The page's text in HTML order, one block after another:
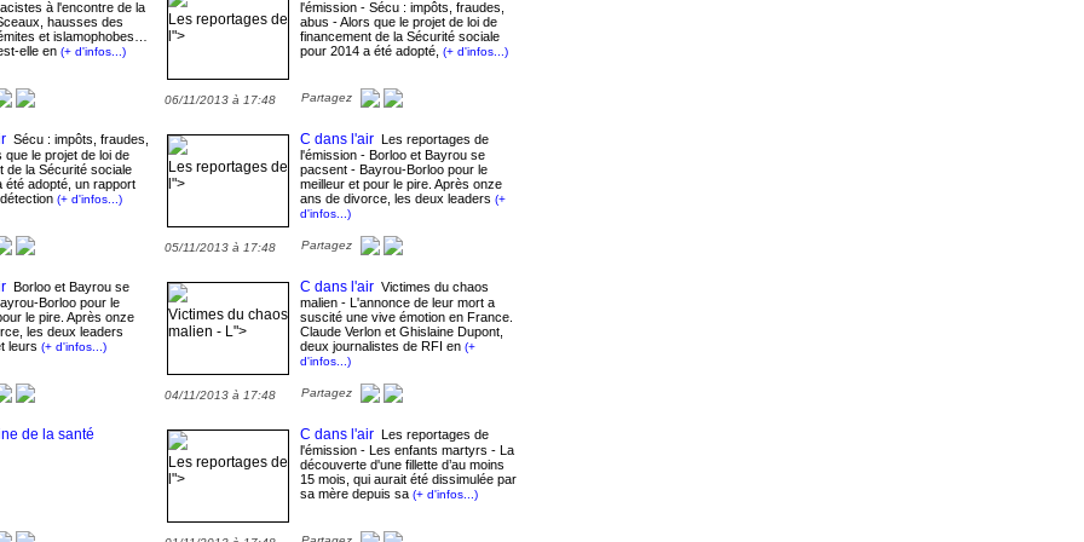
à l'encontre de la
hausses des
et islamophobes…
elle en (+ d'infos...)
Les reportages de
l">
l'émission - Sécu : impôts, fraudes,
abus - Alors que le projet de loi de
financement de la Sécurité sociale
pour 2014 a été adopté, (+ d'infos...)
06/11/2013 à 17:48 Partagez
Sécu : impôts, fraudes,
que le projet de loi de
de la Sécurité sociale
été adopté, un rapport
(+ d'infos...)
Les reportages de
l">
C dans l'air Les reportages de
l'émission - Borloo et Bayrou se
pacsent - Bayrou-Borloo pour le
meilleur et pour le pire. Après onze
ans de divorce, les deux leaders (+
d'infos...)
05/11/2013 à 17:48 Partagez
Borloo et Bayrou se
Borloo pour le
le pire. Après onze
les deux leaders
leurs (+ d'infos...)
Victimes du chaos
malien - L">
C dans l'air Victimes du chaos
malien - L'annonce de leur mort a
suscité une vive émotion en France.
Claude Verlon et Ghislaine Dupont,
deux journalistes de RFI en (+
d'infos...)
04/11/2013 à 17:48 Partagez
de la santé
Les reportages de
l">
C dans l'air Les reportages de
l'émission - Les enfants martyrs - La
découverte d'une fillette d’au moins
15 mois, qui aurait été dissimulée par
sa mère depuis sa (+ d'infos...)